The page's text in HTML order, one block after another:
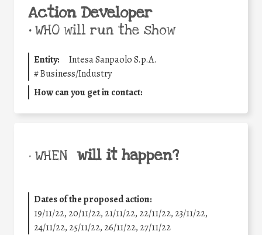
Action Developer
•WHO will run the show
Entity:
Intesa Sanpaolo S.p.A.
#Business/Industry
How can you get in contact:
• WHEN will it happen?
Dates of the proposed action:
19/11/22, 20/11/22, 21/11/22, 22/11/22, 23/11/22,
24/11/22, 25/11/22, 26/11/22, 27/11/22